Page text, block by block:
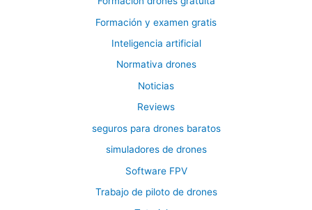
Formación y examen gratis
Inteligencia artificial
Normativa drones
Noticias
Reviews
seguros para drones baratos
simuladores de drones
Software FPV
Trabajo de piloto de drones